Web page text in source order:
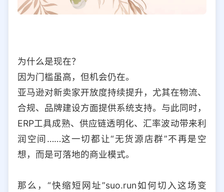
为什么是现在？
因为门槛虽高，但机会仍在。
亚马逊对新卖家开放度持续提升，尤其在物流、
合规、品牌建设方面提供系统支持。与此同时，
ERP工具成熟、供应链透明化、汇率波动带来利
润空间……这一切都让“无货源店群”不再是空
想，而是可落地的商业模式。
那么，“快缩短网址”suo.run如何切入这场变